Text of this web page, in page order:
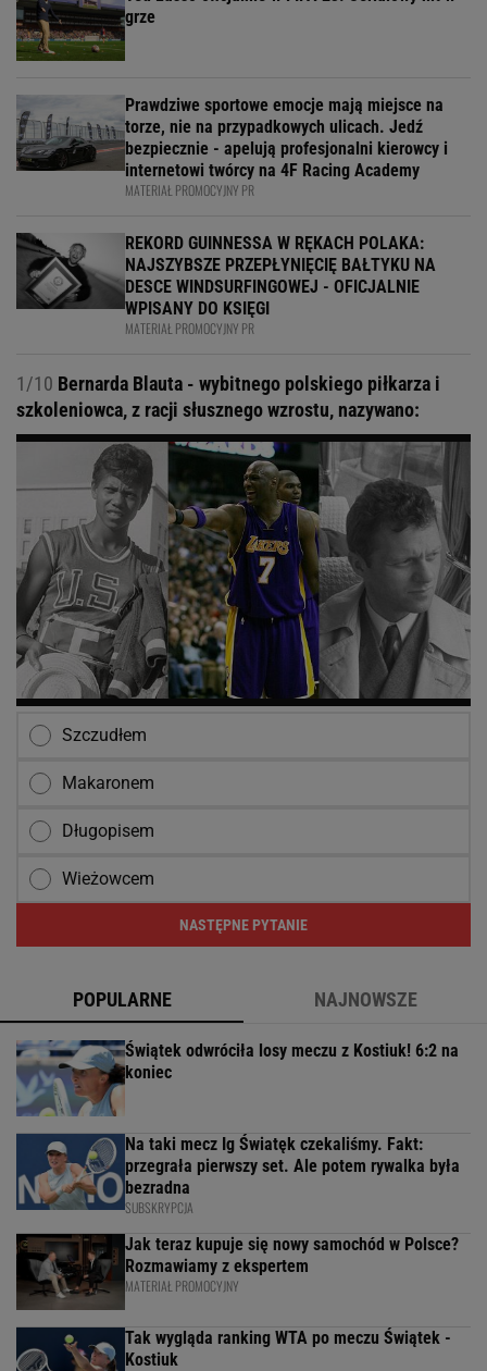
grze
Prawdziwe sportowe emocje mają miejsce na
torze, nie na przypadkowych ulicach. Jedź
bezpiecznie - apelują profesjonalni kierowcy i
internetowi twórcy na 4F Racing Academy
MATERIAŁ PROMOCYJNY PR
REKORD GUINNESSA W RĘKACH POLAKA:
NAJSZYBSZE PRZEPŁYNIĘCIĘ BAŁTYKU NA
DESCE WINDSURFINGOWEJ - OFICJALNIE
WPISANY DO KSIĘGI
MATERIAŁ PROMOCYJNY PR
1/10 Bernarda Blauta - wybitnego polskiego piłkarza i
szkoleniowca, z racji słusznego wzrostu, nazywano:
Szczudłem
Makaronem
Długopisem
Wieżowcem
NASTĘPNE PYTANIE
POPULARNE NAJNOWSZE
Świątek odwróciła losy meczu z Kostiuk! 6:2 na
koniec
Na taki mecz Ig Światęk czekaliśmy. Fakt:
przegrała pierwszy set. Ale potem rywalka była
bezradna
SUBSKRYPCJA
Jak teraz kupuje się nowy samochód w Polsce?
Rozmawiamy z ekspertem
MATERIAŁ PROMOCYJNY
Tak wygląda ranking WTA po meczu Świątek -
Kostiuk